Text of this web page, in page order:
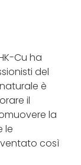
Cu ha
del
è
il
la
le
così